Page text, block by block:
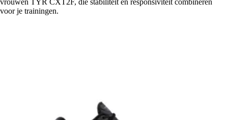
voor je trainingen.